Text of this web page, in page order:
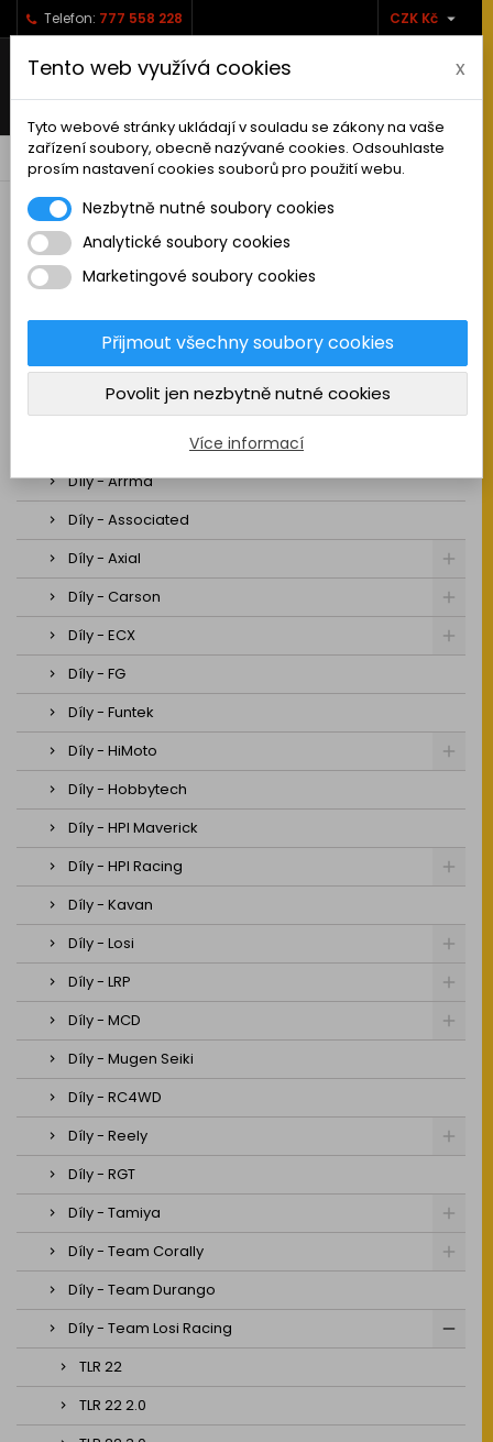
Telefon: 777 558 228 CZK Kč 
   shopping_cart0
RC AUTA
Sestavená auta elektro
Stavebnice aut elektro
Auta na spalovací motor
Náhradní díly
Díly - Arrma
Díly - Associated
Díly - Axial
Díly - Carson
Díly - ECX
Díly - FG
Díly - Funtek
Díly - HiMoto
Díly - Hobbytech
Díly - HPI Maverick
Díly - HPI Racing
Díly - Kavan
Díly - Losi
Díly - LRP
Díly - MCD
Díly - Mugen Seiki
Díly - RC4WD
Díly - Reely
Díly - RGT
Díly - Tamiya
Díly - Team Corally
Díly - Team Durango
Díly - Team Losi Racing
TLR 22
TLR 22 2.0
Tento web využívá cookies x
Tyto webové stránky ukládají v souladu se zákony na vaše
zařízení soubory, obecně nazývané cookies. Odsouhlaste
prosím nastavení cookies souborů pro použití webu.
Nezbytně nutné soubory cookies
Analytické soubory cookies
Marketingové soubory cookies
Přijmout všechny soubory cookies
Povolit jen nezbytně nutné cookies
Více informací